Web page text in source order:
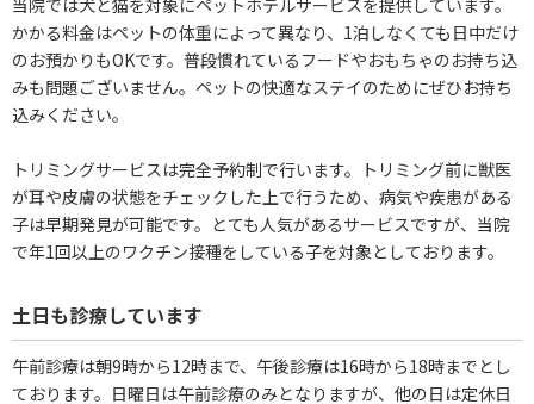
当院では犬と猫を対象にペットホテルサービスを提供しています。
かかる料金はペットの体重によって異なり、1泊しなくても日中だけ
のお預かりもOKです。普段慣れているフードやおもちゃのお持ち込
みも問題ございません。ペットの快適なステイのためにぜひお持ち
込みください。
トリミングサービスは完全予約制で行います。トリミング前に獣医
が耳や皮膚の状態をチェックした上で行うため、病気や疾患がある
子は早期発見が可能です。とても人気があるサービスですが、当院
で年1回以上のワクチン接種をしている子を対象としております。
土日も診療しています
午前診療は朝9時から12時まで、午後診療は16時から18時までとし
ております。日曜日は午前診療のみとなりますが、他の日は定休日